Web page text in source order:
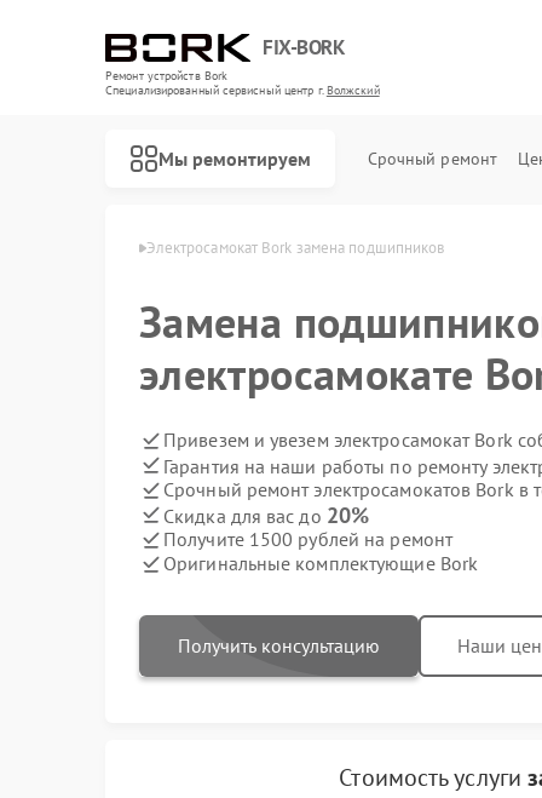
FIX-BORK
Ремонт устройств Bork
Специализированный cервисный центр г.Волжский
Мы ремонтируем Срочный ремонт
Электросамокат Bork замена подшипников
Замена
электросамокате
Привезем и увезем электросамокат Bork
Гарантия на наши работы по ремонту
Срочный ремонт электросамокатов Bork в
Скидка для вас до 20%
Получите 1500 рублей на ремонт
Оригинальные комплектующие Bork
Получить консультацию Наши
Стоимость услуги